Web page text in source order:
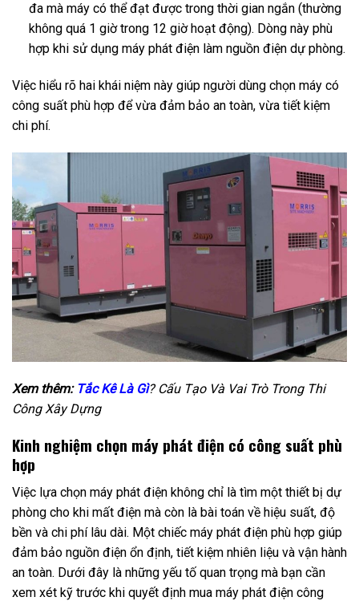
đa mà máy có thể đạt được trong thời gian ngắn (thường
không quá 1 giờ trong 12 giờ hoạt động). Dòng này phù
hợp khi sử dụng máy phát điện làm nguồn điện dự phòng.
Việc hiểu rõ hai khái niệm này giúp người dùng chọn máy có
công suất phù hợp để vừa đảm bảo an toàn, vừa tiết kiệm
chi phí.
Xem thêm: Tắc Kê Là Gì? Cấu Tạo Và Vai Trò Trong Thi
Công Xây Dựng
Kinh nghiệm chọn máy phát điện có công suất phù
hợp
Việc lựa chọn máy phát điện không chỉ là tìm một thiết bị dự
phòng cho khi mất điện mà còn là bài toán về hiệu suất, độ
bền và chi phí lâu dài. Một chiếc máy phát điện phù hợp giúp
đảm bảo nguồn điện ổn định, tiết kiệm nhiên liệu và vận hành
an toàn. Dưới đây là những yếu tố quan trọng mà bạn cần
xem xét kỹ trước khi quyết định mua máy phát điện công